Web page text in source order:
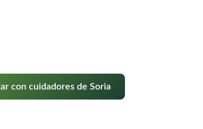
con cuidadores de Soria